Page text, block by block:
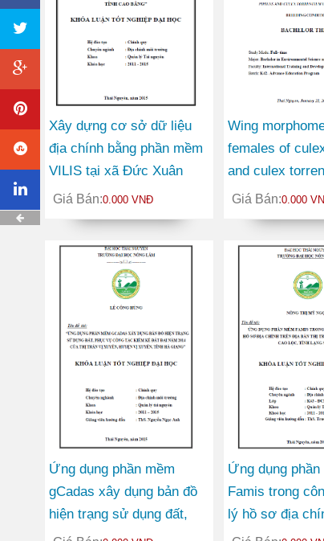
Xây dựng cơ sở dữ liệu
địa chính bằng phần mềm
VILIS tại xã Đức Xuân
huyện Thạch An tỉnh Cao
Bằng
Giá Bán:0.000 VNĐ
Wing
females of
and culex
different
conditions
Giá Bán:0.000
Ứng dụng phần mềm
gCadas xây dụng bản đồ
hiện trạng sử dụng đất,
phục vụ công tác kiểm kê
Ứng dụng phần
Famis trong
lý hồ sơ địa
bàn thị trấn Cao